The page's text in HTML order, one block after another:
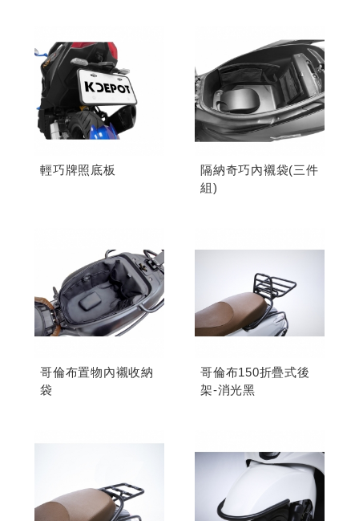
輕巧牌照底板
隔納奇巧內襯袋(三件
組)
哥倫布置物內襯收納
袋
哥倫布150折疊式後
架-消光黑